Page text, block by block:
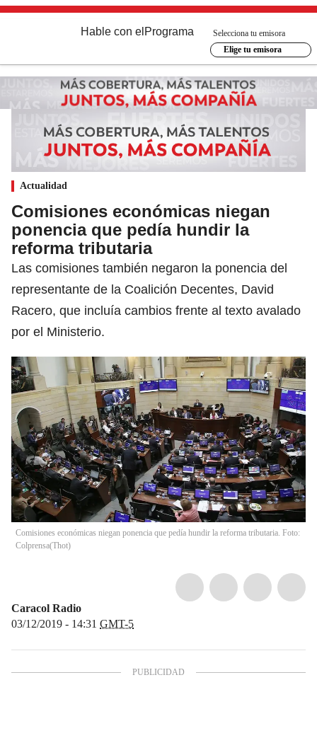
Hable con el Programa
Selecciona tu emisora
Elige tu emisora
Actualidad
Comisiones económicas niegan
ponencia que pedía hundir la
reforma tributaria
Las comisiones también negaron la ponencia del
representante de la Coalición Decentes, David
Racero, que incluía cambios frente al texto avalado
por el Ministerio.
Comisiones económicas niegan ponencia que pedía hundir la reforma tributaria. Foto:
Colprensa(Thot)
Caracol Radio
03/12/2019 - 14:31 GMT-5